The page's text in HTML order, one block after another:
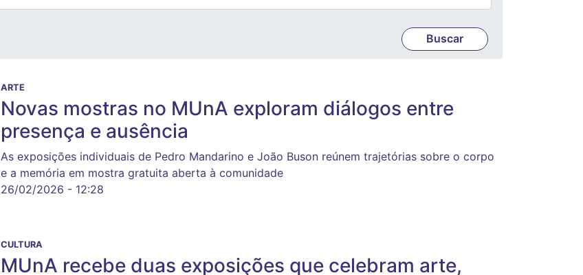
ARTE
Novas mostras no MUnA exploram diálogos entre
presença e ausência
As exposições individuais de Pedro Mandarino e João Buson reúnem trajetórias sobre o corpo
e a memória em mostra gratuita aberta à comunidade
26/02/2026 - 12:28
CULTURA
MUnA recebe duas exposições que celebram arte,